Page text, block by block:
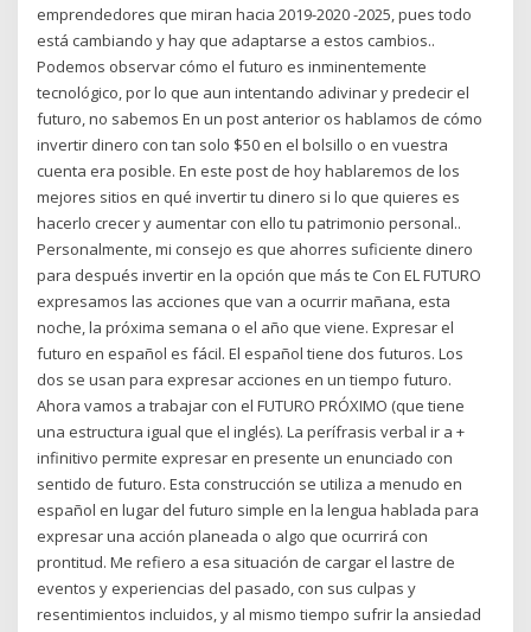
emprendedores que miran hacia 2019-2020 -2025, pues todo
está cambiando y hay que adaptarse a estos cambios..
Podemos observar cómo el futuro es inminentemente
tecnológico, por lo que aun intentando adivinar y predecir el
futuro, no sabemos En un post anterior os hablamos de cómo
invertir dinero con tan solo $50 en el bolsillo o en vuestra
cuenta era posible. En este post de hoy hablaremos de los
mejores sitios en qué invertir tu dinero si lo que quieres es
hacerlo crecer y aumentar con ello tu patrimonio personal..
Personalmente, mi consejo es que ahorres suficiente dinero
para después invertir en la opción que más te Con EL FUTURO
expresamos las acciones que van a ocurrir mañana, esta
noche, la próxima semana o el año que viene. Expresar el
futuro en español es fácil. El español tiene dos futuros. Los
dos se usan para expresar acciones en un tiempo futuro.
Ahora vamos a trabajar con el FUTURO PRÓXIMO (que tiene
una estructura igual que el inglés). La perífrasis verbal ir a +
infinitivo permite expresar en presente un enunciado con
sentido de futuro. Esta construcción se utiliza a menudo en
español en lugar del futuro simple en la lengua hablada para
expresar una acción planeada o algo que ocurrirá con
prontitud. Me refiero a esa situación de cargar el lastre de
eventos y experiencias del pasado, con sus culpas y
resentimientos incluidos, y al mismo tiempo sufrir la ansiedad